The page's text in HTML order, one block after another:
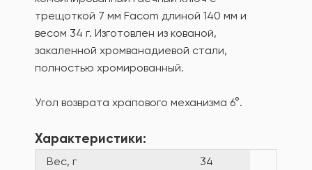
трещоткой 7 мм Facom длиной 140 мм и
весом 34 г. Изготовлен из кованой,
закаленной хромванадиевой стали,
полностью хромированный.
Угол возврата храпового механизма 6°.
Характеристики:
Вес, г
34